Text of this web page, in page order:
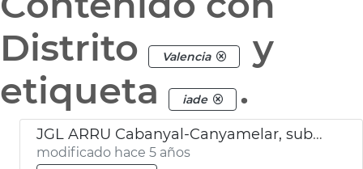
Distrito
Valencia
y
etiqueta
iade .
JGL ARRU Cabanyal-Canyamelar, subvenciones IDAE
modificado hace 5 años